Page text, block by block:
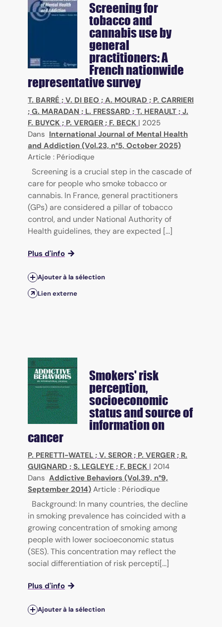
Screening for
tobacco and
cannabis use by
general
practitioners: A
French nationwide
representative survey
T. BARRÉ ; V. DI BEO ; A. MOURAD ; P. CARRIERI
; G. MARADAN ; L. FRESSARD ; T. HERAULT ; J.
F. BUYCK ; P. VERGER ; F. BECK | 2025
Dans International Journal of Mental Health
and Addiction (Vol.23, n°5, October 2025)
Article : Périodique
Screening is a crucial step in the cascade of
care for people who smoke tobacco or
cannabis. In France, general practitioners
(GPs) are considered a pillar of tobacco
control, and under National Authority of
Health guidelines, they are expected [...]
Plus d'info
Ajouter à la sélection
Lien externe
Smokers' risk
perception,
socioeconomic
status and source of
information on
cancer
P. PERETTI-WATEL ; V. SEROR ; P. VERGER ; R.
GUIGNARD ; S. LEGLEYE ; F. BECK | 2014
Dans Addictive Behaviors (Vol.39, n°9,
September 2014) Article : Périodique
Background: In many countries, the decline
in smoking prevalence has coincided with a
growing concentration of smoking among
people with lower socioeconomic status
(SES). This concentration may reflect the
social differentiation of risk percepti[...]
Plus d'info
Ajouter à la sélection